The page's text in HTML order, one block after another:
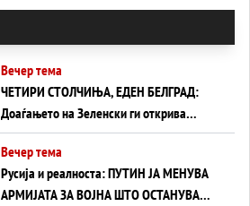
Вечер тема
ЧЕТИРИ СТОЛЧИЊА, ЕДЕН БЕЛГРАД:
Доаѓањето на Зеленски ги открива
тајните на политиката на балансирање
на Вучиќ
Вечер тема
Русија и реалноста: ПУТИН ЈА МЕНУВА
АРМИЈАТА ЗА ВОЈНА ШТО ОСТАНУВА